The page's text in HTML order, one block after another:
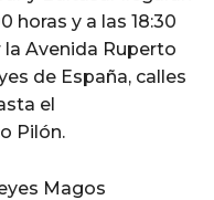
horas y a las 18:30
Avenida Ruperto
de España, calles
el
Pilón.
Magos